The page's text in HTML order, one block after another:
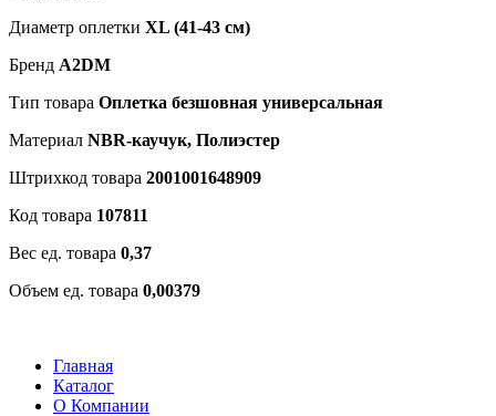
Диаметр оплетки XL (41-43 см)
Бренд A2DM
Тип товара Оплетка безшовная универсальная
Материал NBR-каучук, Полиэстер
Штрихкод товара 2001001648909
Код товара 107811
Вес ед. товара 0,37
Объем ед. товара 0,00379
Главная
Каталог
О Компании